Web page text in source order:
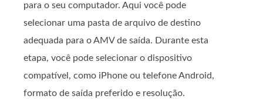
para o seu computador. Aqui você pode
selecionar uma pasta de arquivo de destino
adequada para o AMV de saída. Durante esta
etapa, você pode selecionar o dispositivo
compatível, como iPhone ou telefone Android,
formato de saída preferido e resolução.